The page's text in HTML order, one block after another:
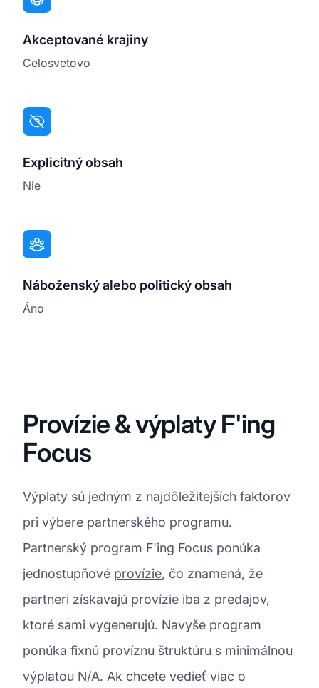
Akceptované krajiny
Celosvetovo
Explicitný obsah
Nie
Náboženský alebo politický obsah
Áno
Provízie & výplaty F'ing
Focus
Výplaty sú jedným z najdôležitejších faktorov
pri výbere partnerského programu.
Partnerský program F'ing Focus ponúka
jednostupňové provízie, čo znamená, že
partneri získavajú provízie iba z predajov,
ktoré sami vygenerujú. Navyše program
ponúka fixnú províznu štruktúru s minimálnou
výplatou N/A. Ak chcete vedieť viac o